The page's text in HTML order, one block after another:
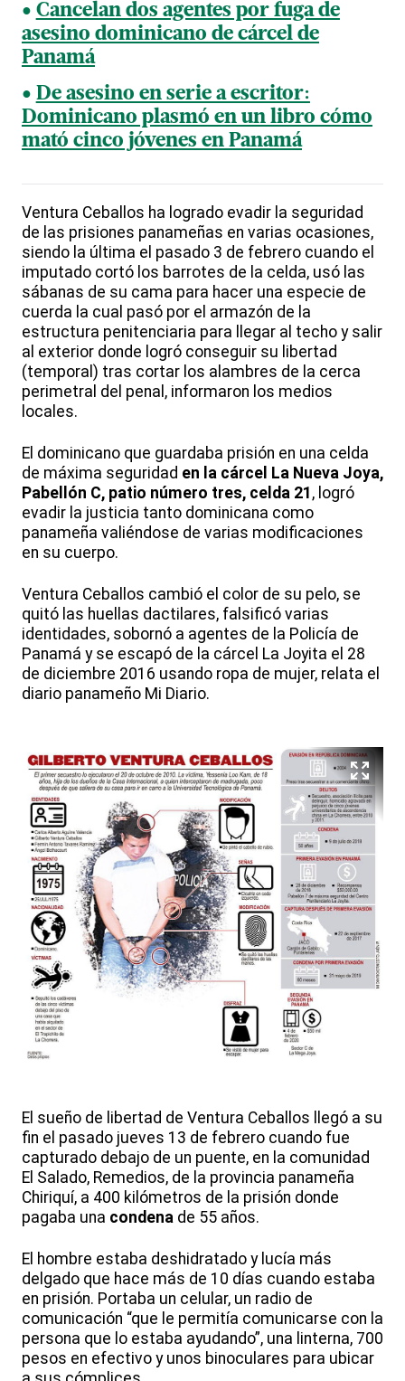
Cancelan dos agentes por fuga de
asesino dominicano de cárcel de
Panamá
De asesino en serie a escritor:
Dominicano plasmó en un libro cómo
mató cinco jóvenes en Panamá
Ventura Ceballos ha logrado evadir la seguridad
de las prisiones panameñas en varias ocasiones,
siendo la última el pasado 3 de febrero cuando el
imputado cortó los barrotes de la celda, usó las
sábanas de su cama para hacer una especie de
cuerda la cual pasó por el armazón de la
estructura penitenciaria para llegar al techo y salir
al exterior donde logró conseguir su libertad
(temporal) tras cortar los alambres de la cerca
perimetral del penal, informaron los medios
locales.
El dominicano que guardaba prisión en una celda
de máxima seguridad en la cárcel La Nueva Joya,
Pabellón C, patio número tres, celda 21 , logró
evadir la justicia tanto dominicana como
panameña valiéndose de varias modificaciones
en su cuerpo.
Ventura Ceballos cambió el color de su pelo, se
quitó las huellas dactilares, falsificó varias
identidades, sobornó a agentes de la Policía de
Panamá y se escapó de la cárcel La Joyita el 28
de diciembre 2016 usando ropa de mujer, relata el
diario panameño Mi Diario.
El sueño de libertad de Ventura Ceballos llegó a su
fin el pasado jueves 13 de febrero cuando fue
capturado debajo de un puente, en la comunidad
El Salado, Remedios, de la provincia panameña
Chiriquí, a 400 kilómetros de la prisión donde
pagaba una condena de 55 años.
El hombre estaba deshidratado y lucía más
delgado que hace más de 10 días cuando estaba
en prisión. Portaba un celular, un radio de
comunicación “que le permitía comunicarse con la
persona que lo estaba ayudando”, una linterna, 700
pesos en efectivo y unos binoculares para ubicar